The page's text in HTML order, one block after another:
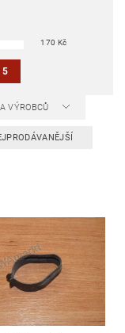
170 Kč
5
VÝROBCŮ